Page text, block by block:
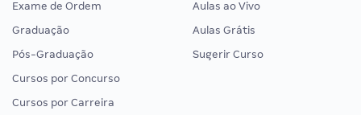
Exame de Ordem
Graduação
Pós-Graduação
Cursos por Concurso
Cursos por Carreira
Aulas ao Vivo
Aulas Grátis
Sugerir Curso